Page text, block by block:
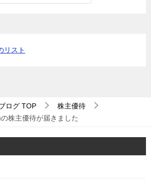
リスト
ログ TOP
株主優待
株主優待が届きました